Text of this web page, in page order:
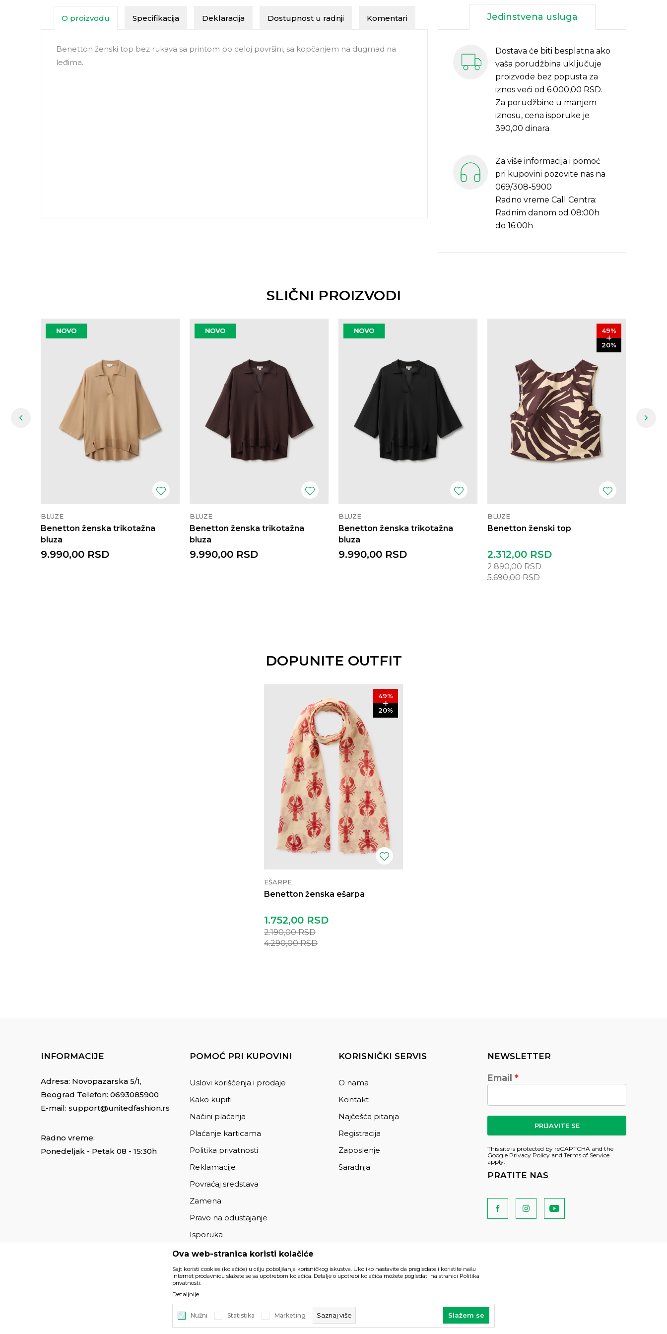
O proizvodu Specifikacija Deklaracija Dostupnost u radnji Komentari
Benetton ženski top bez rukava sa printom po celoj površini, sa kopčanjem na dugmad na
leđima.
Jedinstvena usluga
Dostava će biti besplatna ako
vaša porudžbina uključuje
proizvode bez popusta za
iznos veći od 6.000,00 RSD.
Za porudžbine u manjem
iznosu, cena isporuke je
390,00 dinara.
Za više informacija i pomoć
pri kupovini pozovite nas na
069/308-5900
Radno vreme Call Centra:
Radnim danom od 08:00h
do 16:00h
SLIČNI PROIZVODI
BLUZE
Benetton ženska trikotažna
bluza
9.990,00 RSD
BLUZE
Benetton ženska trikotažna
bluza
9.990,00 RSD
BLUZE
Benetton ženska trikotažna
bluza
9.990,00 RSD
49%
20%
BLUZE
Benetton ženski top
2.312,00 RSD
2.890,00RSD
5.690,00RSD
DOPUNITE OUTFIT
49%
20%
EŠARPE
Benetton ženska ešarpa
1.752,00 RSD
2.190,00RSD
4.290,00RSD
INFORMACIJE
Adresa: Novopazarska 5/1,
Beograd Telefon: 0693085900
E-mail: support@unitedfashion.rs
Radno vreme:
Ponedeljak - Petak 08 - 15:30h
POMOĆ PRI KUPOVINI
Uslovi korišćenja i prodaje
Kako kupiti
Načini plaćanja
Plaćanje karticama
Politika privatnosti
Reklamacije
Povraćaj sredstava
Zamena
Pravo na odustajanje
Isporuka
KORISNIČKI SERVIS
O nama
Kontakt
Najčešća pitanja
Registracija
Zaposlenje
Saradnja
NEWSLETTER
Email
PRIJAVITE SE
This site is protected by reCAPTCHA and the
Google Privacy Policy and Terms of Service
apply.
PRATITE NAS
Podaci su informativnog karaktera i podložni su izmenama. Svi artikli prikazani na sajtu su
deo naše ponude i ne podrazumeva da su dostupni u svakom trenutku.
, IzradaNB SOFT
Ova web-stranica koristi kolačiće
Sajt koristi cookies (kolačiće) u cilju poboljšanja korisničkog iskustva. Ukoliko nastavite da pregledate i koristite našu
Internet prodavnicu slažete se sa upotrebom kolačića. Detalje o upotrebi kolačića možete pogledati na stranici Politika
privatnosti.
Detaljnije
Nužni Statistika Marketing Saznaj više Slažem se